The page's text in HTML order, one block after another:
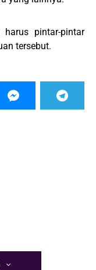
pintar-pintar
tersebut.